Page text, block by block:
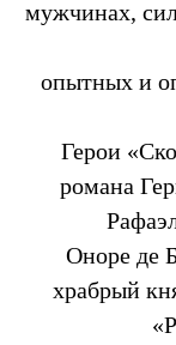
мужчинах,
опытных и
Герои
романа
Оноре де
храбрый